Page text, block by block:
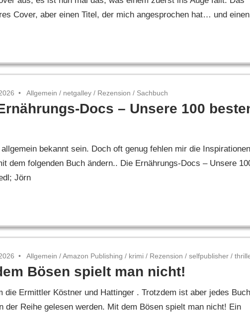
Cover, aber einen Titel, der mich angesprochen hat… und einen
Allgemein / netgalley / Rezension / Sachbuch
Docs – Unsere 100
bekannt sein. Doch oft genug fehlen mir die Inspirationen
dem folgenden Buch ändern.. Die Ernährungs-Docs – Unsere
Jörn
Allgemein /Amazon Publishing / krimi / Rezension /selfpublisher /
Bösen spielt man nicht!
die Ermittler Köstner und Hattinger . Trotzdem ist aber jedes Buch
der Reihe gelesen werden. Mit dem Bösen spielt man nicht! Ein